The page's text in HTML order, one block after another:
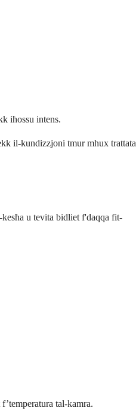
iħossu intens.
il-kundizzjoni tmur mhux trattata
u tevita bidliet f'daqqa fit-
tal-kamra.